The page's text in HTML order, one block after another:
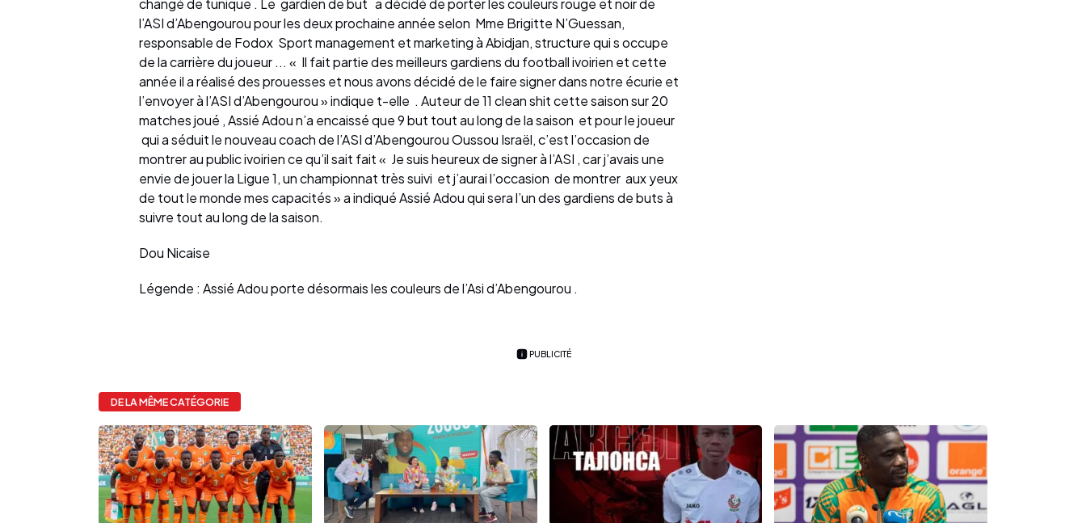
changé de tunique . Le gardien de but a décidé de porter les couleurs rouge et noir de
l’ASI d’Abengourou pour les deux prochaine année selon Mme Brigitte N’Guessan,
responsable de Fodox Sport management et marketing à Abidjan, structure qui s occupe
de la carrière du joueur ... « Il fait partie des meilleurs gardiens du football ivoirien et cette
année il a réalisé des prouesses et nous avons décidé de le faire signer dans notre écurie et
l’envoyer à l’ASI d’Abengourou » indique t-elle . Auteur de 11 clean shit cette saison sur 20
matches joué , Assié Adou n’a encaissé que 9 but tout au long de la saison et pour le joueur
qui a séduit le nouveau coach de l’ASI d’Abengourou Oussou Israël, c’est l’occasion de
montrer au public ivoirien ce qu’il sait fait « Je suis heureux de signer à l’ASI , car j’avais une
envie de jouer la Ligue 1, un championnat très suivi et j’aurai l’occasion de montrer aux yeux
de tout le monde mes capacités » a indiqué Assié Adou qui sera l’un des gardiens de buts à
suivre tout au long de la saison.
Dou Nicaise
Légende : Assié Adou porte désormais les couleurs de l’Asi d’Abengourou .
PUBLICITÉ
DE LA MÊME CATÉGORIE